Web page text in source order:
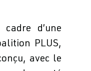
d’une
PLUS,
avec le